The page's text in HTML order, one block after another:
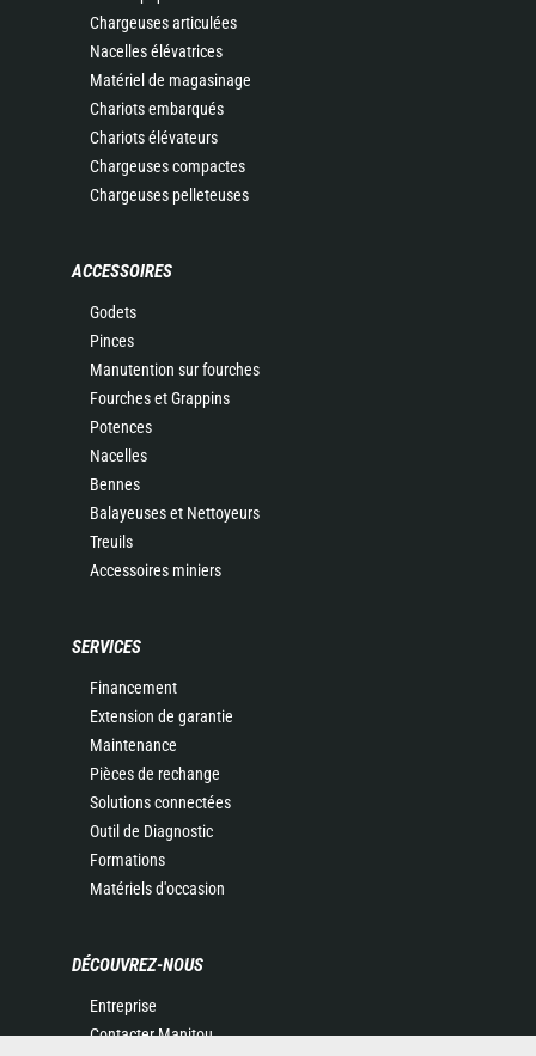
Chargeuses articulées
Nacelles élévatrices
Matériel de magasinage
Chariots embarqués
Chariots élévateurs
Chargeuses compactes
Chargeuses pelleteuses
ACCESSOIRES
Godets
Pinces
Manutention sur fourches
Fourches et Grappins
Potences
Nacelles
Bennes
Balayeuses et Nettoyeurs
Treuils
Accessoires miniers
SERVICES
Financement
Extension de garantie
Maintenance
Pièces de rechange
Solutions connectées
Outil de Diagnostic
Formations
Matériels d'occasion
DÉCOUVREZ-NOUS
Entreprise
Contacter Manitou